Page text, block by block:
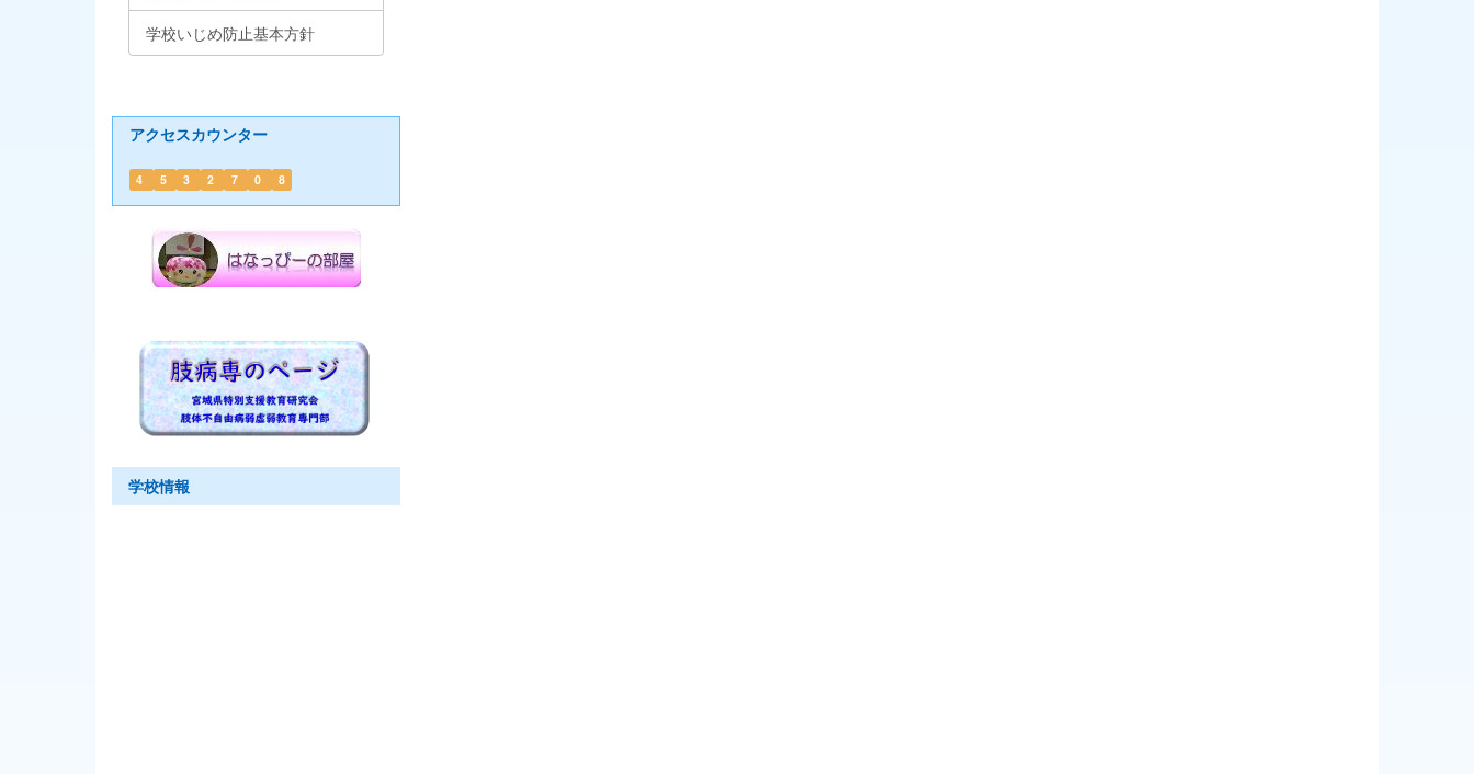
学校いじめ防止基本方針
アクセスカウンター
4 5 3 2 7 0 8
学校情報